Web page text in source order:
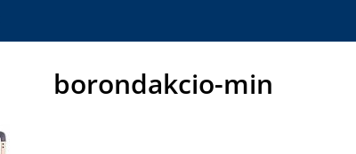
borondakcio-min